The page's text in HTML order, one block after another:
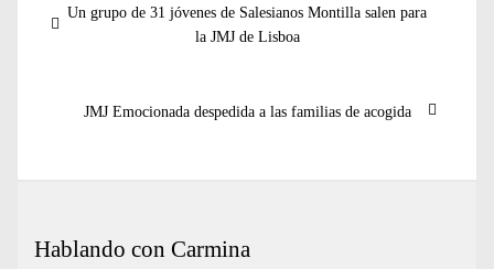
de
Entrada
Un grupo de 31 jóvenes de Salesianos Montilla salen para
la JMJ de Lisboa
Entrada
JMJ Emocionada despedida a las familias de acogida
Hablando con Carmina